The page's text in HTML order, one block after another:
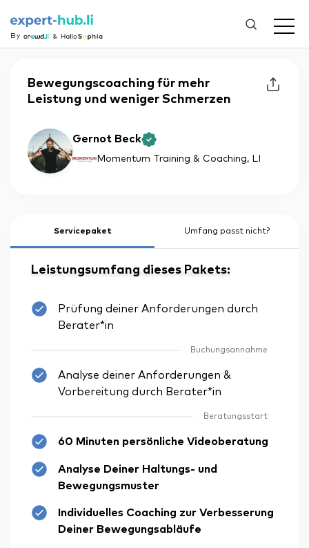
By
Bewegungscoaching für mehr
Leistung und weniger Schmerzen
Gernot Beck
Momentum Training & Coaching, LI
Servicepaket Umfang passt nicht?
Leistungsumfang dieses Pakets:
Prüfung deiner Anforderungen durch
Berater*in
Buchungsannahme
Analyse deiner Anforderungen &
Vorbereitung durch Berater*in
Beratungsstart
60 Minuten persönliche Videoberatung
Analyse Deiner Haltungs- und
Bewegungsmuster
Individuelles Coaching zur Verbesserung
Deiner Bewegungsabläufe